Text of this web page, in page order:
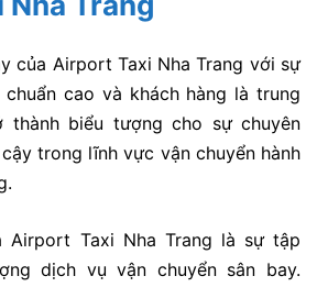
của Airport Taxi Nha Trang với sự
cao và khách hàng là trung
thành biểu tượng cho sự chuyên
trong lĩnh vực vận chuyển hành
Airport Taxi Nha Trang là sự tập
dịch vụ vận chuyển sân bay.